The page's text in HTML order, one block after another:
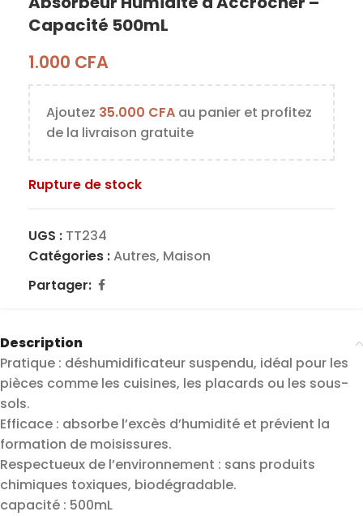
Capacité 500mL
1.000 CFA
Ajoutez 35.000 CFA au panier et profitez
de la livraison gratuite
Rupture de stock
UGS : TT234
Catégories :Autres, Maison
Partager:
Description
Pratique : déshumidificateur suspendu, idéal pour les
pièces comme les cuisines, les placards ou les sous-
sols.
Efficace : absorbe l’excès d’humidité et prévient la
formation de moisissures.
Respectueux de l’environnement : sans produits
chimiques toxiques, biodégradable.
capacité : 500mL